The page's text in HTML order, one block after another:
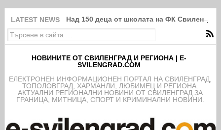
LATEST NEWS Над 150 деца от школата на ФК
НОВИНИТЕ ОТ СВИЛЕНГРАД И РЕГИОНА | E-
SVILENGRAD.COM
EЛЕКТРОНЕН ИНФОРМАЦИОНЕН ПОРТАЛ НА СВИЛЕНГРАД,
ТОПОЛОВГРАД, ХАРМАНЛИ, ЛЮБИМЕЦ И РЕГИОНА.
АКТУАЛНИ РЕГИОНАЛНИ НОВИНИ ОТ СВИЛЕНГРАД ЗА
ГРАНИЦА, МИТНИЦА, СПОРТ И КРИМИНАЛНИ НОВИНИ.